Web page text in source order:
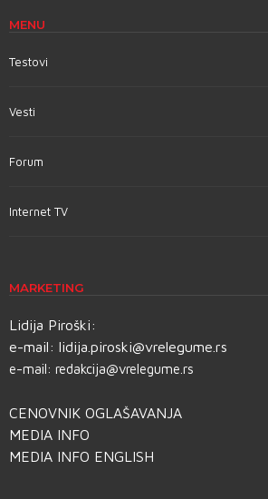
MENU
Testovi
Vesti
Forum
Internet TV
MARKETING
Lidija Piroški:
e-mail: lidija.piroski@vrelegume.rs
e-mail: redakcija@vrelegume.rs
CENOVNIK OGLAŠAVANJA
MEDIA INFO
MEDIA INFO ENGLISH